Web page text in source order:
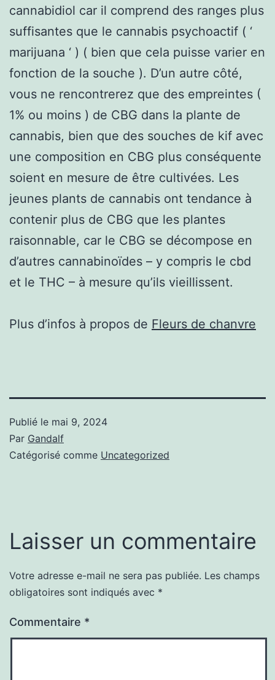
cannabidiol car il comprend des ranges plus
suffisantes que le cannabis psychoactif ( ‘
marijuana ‘ ) ( bien que cela puisse varier en
fonction de la souche ). D’un autre côté,
vous ne rencontrerez que des empreintes (
1% ou moins ) de CBG dans la plante de
cannabis, bien que des souches de kif avec
une composition en CBG plus conséquente
soient en mesure de être cultivées. Les
jeunes plants de cannabis ont tendance à
contenir plus de CBG que les plantes
raisonnable, car le CBG se décompose en
d’autres cannabinoïdes – y compris le cbd
et le THC – à mesure qu’ils vieillissent.
Plus d’infos à propos de Fleurs de chanvre
Publié le mai 9, 2024
Par Gandalf
Catégorisé comme Uncategorized
Laisser un commentaire
Votre adresse e-mail ne sera pas publiée. Les champs
obligatoires sont indiqués avec *
Commentaire *